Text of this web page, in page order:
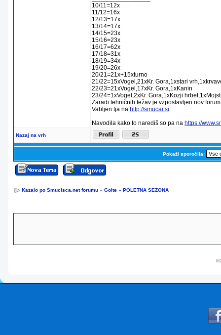
10/11=12x
11/12=16x
12/13=17x
13/14=17x
14/15=23x
15/16=23x
16/17=62x
17/18=31x
18/19=34x
19/20=26x
20/21=21x+15xturno
21/22=15xVogel,21xKr. Gora,1xstari
22/23=21xVogel,17xKr. Gora,1xKanin
23/24=1xVogel,2xKr. Gora,1xKozji
Zaradi tehničnih težav je vzpostavljen nov
Vabljen tja na http://smucar.si
Navodila kako to narediš so pa na https://
Nazaj na vrh
Pokaži sporočila:
Kazalo po Smucisca.net forumu » Golte » POLETNA SEZONA
©